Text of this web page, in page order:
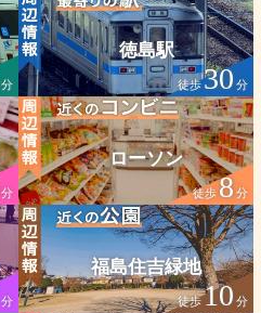
分
徳島駅
徒歩30分
分
ローソン
徒歩8分
分
福島住吉緑地
徒歩10 分